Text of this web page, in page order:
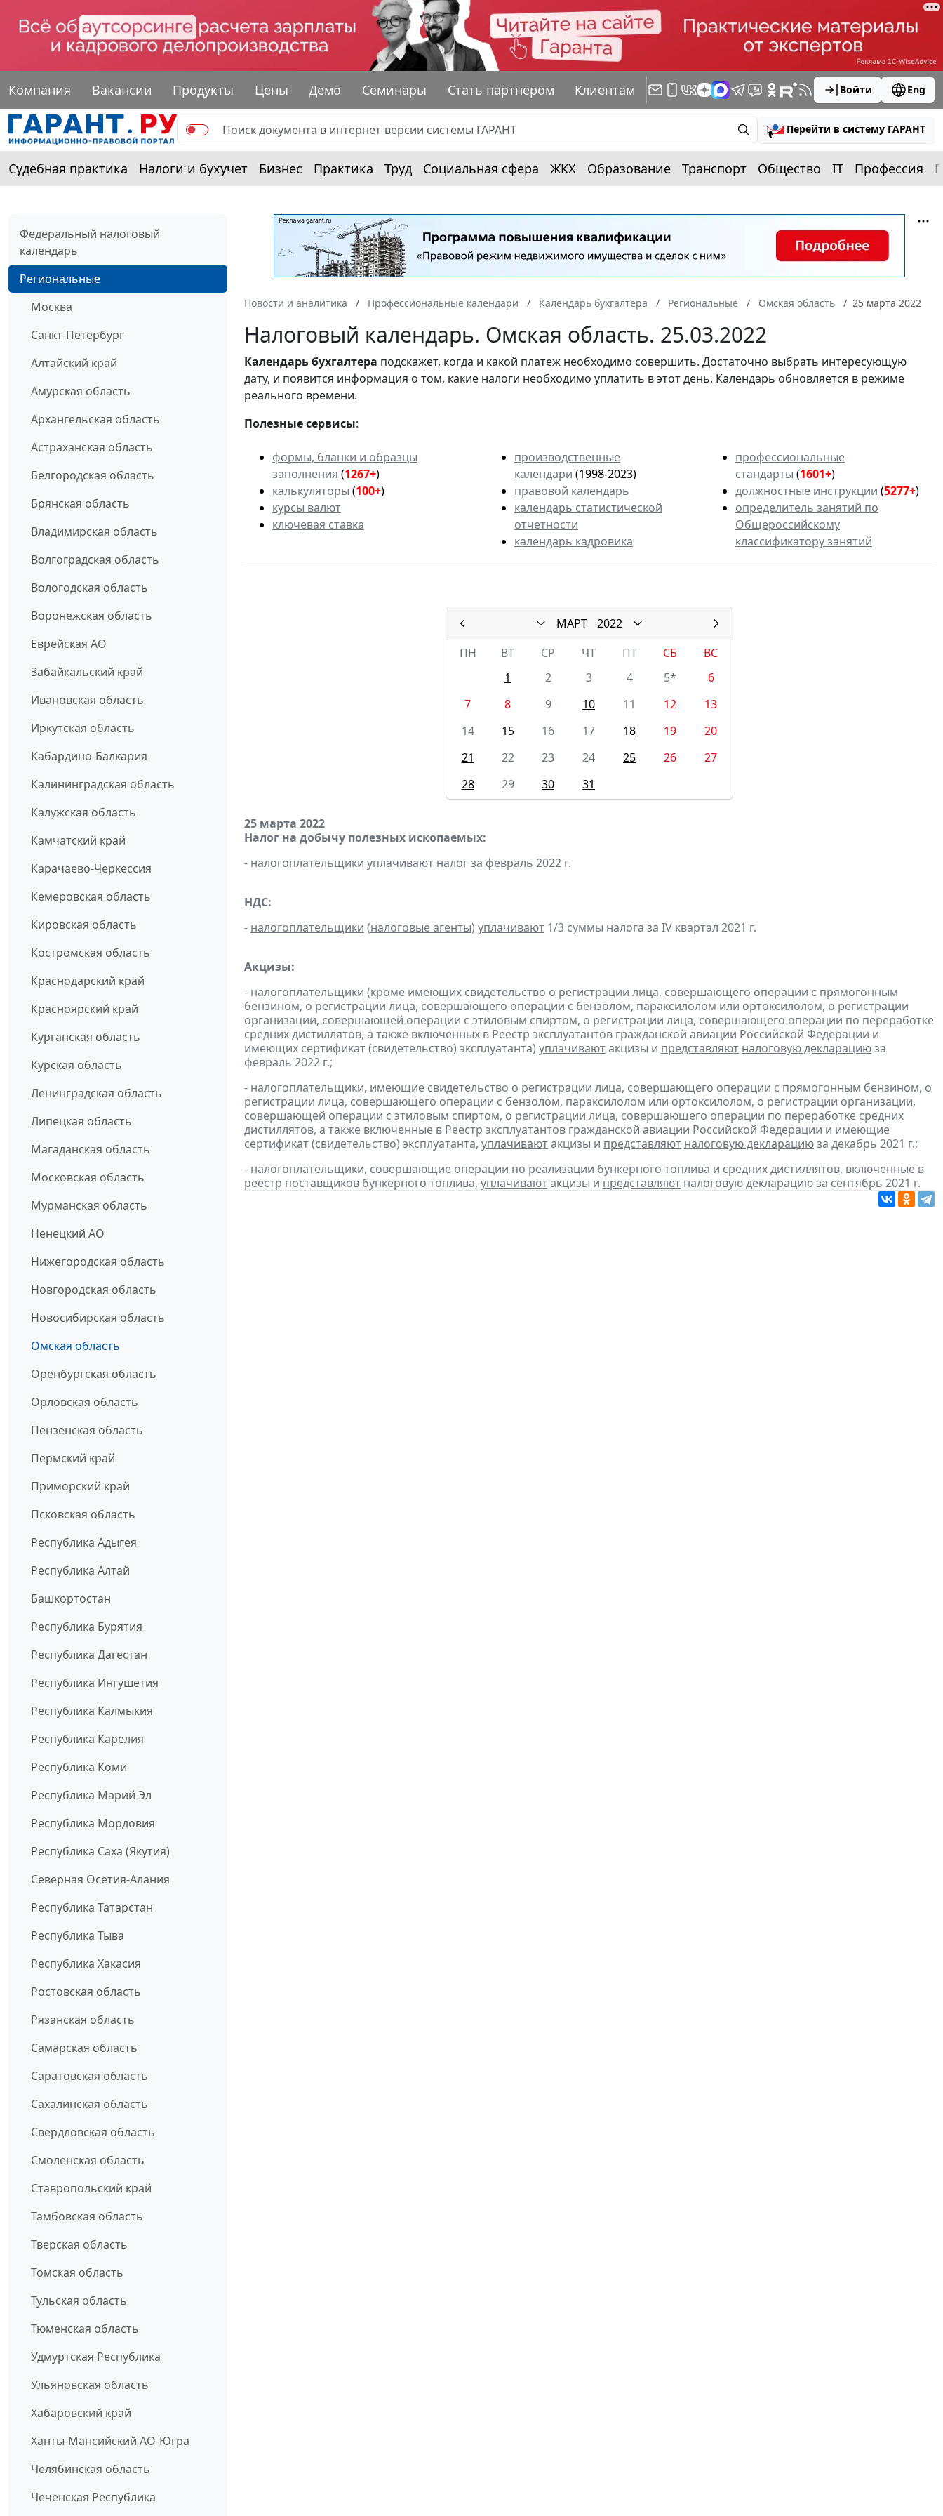
Компания Вакансии Продукты Цены Демо Семинары Стать партнером Клиентам Войти Eng
Перейти в систему ГАРАНТ
Судебная практика Налоги и бухучет Бизнес Практика Труд Социальная сфера ЖКХ Образование Транспорт Общество IT Профессия
Федеральный налоговый
календарь
Региональные
Москва
Санкт-Петербург
Алтайский край
Амурская область
Архангельская область
Астраханская область
Белгородская область
Брянская область
Владимирская область
Волгоградская область
Вологодская область
Воронежская область
Еврейская АО
Забайкальский край
Ивановская область
Иркутская область
Кабардино-Балкария
Калининградская область
Калужская область
Камчатский край
Карачаево-Черкессия
Кемеровская область
Кировская область
Костромская область
Краснодарский край
Красноярский край
Курганская область
Курская область
Ленинградская область
Липецкая область
Магаданская область
Московская область
Мурманская область
Ненецкий АО
Нижегородская область
Новгородская область
Новосибирская область
Омская область
Оренбургская область
Орловская область
Пензенская область
Пермский край
Приморский край
Псковская область
Республика Адыгея
Республика Алтай
Башкортостан
Республика Бурятия
Республика Дагестан
Республика Ингушетия
Республика Калмыкия
Республика Карелия
Республика Коми
Республика Марий Эл
Республика Мордовия
Республика Саха (Якутия)
Северная Осетия-Алания
Республика Татарстан
Республика Тыва
Республика Хакасия
Ростовская область
Рязанская область
Самарская область
Саратовская область
Сахалинская область
Свердловская область
Смоленская область
Ставропольский край
Тамбовская область
Тверская область
Томская область
Тульская область
Тюменская область
Удмуртская Республика
Ульяновская область
Хабаровский край
Ханты-Мансийский АО-Югра
Челябинская область
Чеченская Республика
Новости и аналитика Профессиональные календари Календарь бухгалтера Региональные Омская область 25 марта 2022
Налоговый календарь. Омская область. 25.03.2022
Календарьбухгалтера подскажет, когда и какой платеж необходимо совершить. Достаточно выбрать интересующую
дату, и появится информация о том, какие налоги необходимо уплатить в этот день. Календарь обновляется в режиме
реального времени.
Полезные сервисы:
формы, бланки и образцы
заполнения (1267+)
калькуляторы (100+)
курсы валют
ключевая ставка
производственные
календари (1998-2023)
правовой календарь
календарь статистической
отчетности
календарь кадровика
профессиональные
стандарты (1601+)
должностные инструкции (5277+)
определитель занятий по
Общероссийскому
классификатору занятий
МАРТ
2022
ПН
ВТ СР ЧТ ПТ СБ
ВС
1
2 3 4 5*
6
7
8 9 10 11 12
13
14
15 16 17 18 19
20
21
22 23 24 25 26
27
28
29 30 31
25 марта 2022
Налог на добычу полезных ископаемых:
- налогоплательщики уплачивают налог за февраль 2022 г.
НДС:
- налогоплательщики (налоговые агенты) уплачивают 1/3 суммы налога за IV квартал 2021 г.
Акцизы:
- налогоплательщики (кроме имеющих свидетельство о регистрации лица, совершающего операции с прямогонным
бензином, о регистрации лица, совершающего операции с бензолом, параксилолом или ортоксилолом, о регистрации
организации, совершающей операции с этиловым спиртом, о регистрации лица, совершающего операции по переработке
средних дистиллятов, а также включенных в Реестр эксплуатантов гражданской авиации Российской Федерации и
имеющих сертификат (свидетельство) эксплуатанта) уплачиваютакцизы и представляют налоговую декларациюза
февраль 2022 г.;
- налогоплательщики, имеющие свидетельство о регистрации лица, совершающего операции с прямогонным бензином, о
регистрации лица, совершающего операции с бензолом, параксилолом или ортоксилолом, о регистрации организации,
совершающей операции с этиловым спиртом, о регистрации лица, совершающего операции по переработке средних
дистиллятов, а также включенные в Реестр эксплуатантов гражданской авиации Российской Федерации и имеющие
сертификат (свидетельство) эксплуатанта, уплачиваютакцизы и представляют налоговую декларациюза декабрь 2021 г.;
- налогоплательщики, совершающие операции по реализации бункерного топлива и средних дистиллятов, включенные в
реестр поставщиков бункерного топлива, уплачиваютакцизы и представляют налоговую декларацию за сентябрь 2021 г.